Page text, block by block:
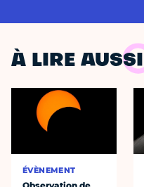
À LIRE AUSSI
ÉVÈNEMENT